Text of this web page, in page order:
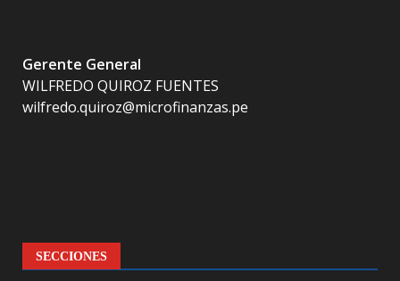
Gerente General
WILFREDO QUIROZ FUENTES
wilfredo.quiroz@microfinanzas.pe
SECCIONES